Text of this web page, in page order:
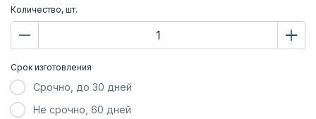
Количество, шт.
Срок изготовления
Срочно, до 30 дней
Не срочно, 60 дней